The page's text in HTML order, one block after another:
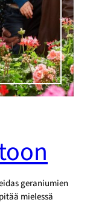
geraniumien
mielessä